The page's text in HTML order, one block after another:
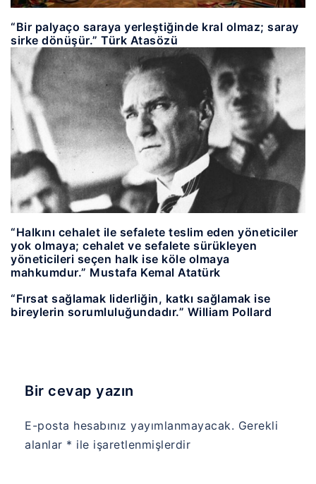
“Bir palyaço saraya yerleştiğinde kral olmaz; saray
sirke dönüşür.” Türk Atasözü
“Halkını cehalet ile sefalete teslim eden yöneticiler
yok olmaya; cehalet ve sefalete sürükleyen
yöneticileri seçen halk ise köle olmaya
mahkumdur.” Mustafa Kemal Atatürk
“Fırsat sağlamak liderliğin, katkı sağlamak ise
bireylerin sorumluluğundadır.” William Pollard
Bir cevap yazın
E-posta hesabınız yayımlanmayacak. Gerekli
alanlar * ile işaretlenmişlerdir